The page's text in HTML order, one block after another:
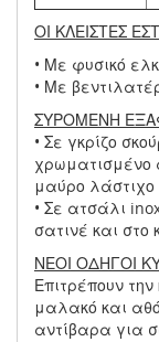
ΟΙ ΚΛΕΙΣΤΕΣ
• Με φυσικό
• Με
ΣΥΡΟΜΕΝΗ
• Σε γκρίζο
χρωματισμένο
μαύρο λάστιχο
• Σε ατσάλι
σατινέ και στο
ΝΕΟΙ ΟΔΗΓΟΙ
Επιτρέπουν
μαλακό και
αντίβαρα για